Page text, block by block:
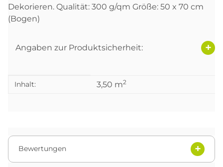
Dekorieren. Qualität: 300 g/qm Größe: 50 x 70 cm
(Bogen)
Angaben zur Produktsicherheit:
Produkteigenschaft
Wert
Inhalt: 3,50 m2
Bewertungen